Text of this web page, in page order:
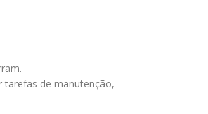
tarefas de manutenção,